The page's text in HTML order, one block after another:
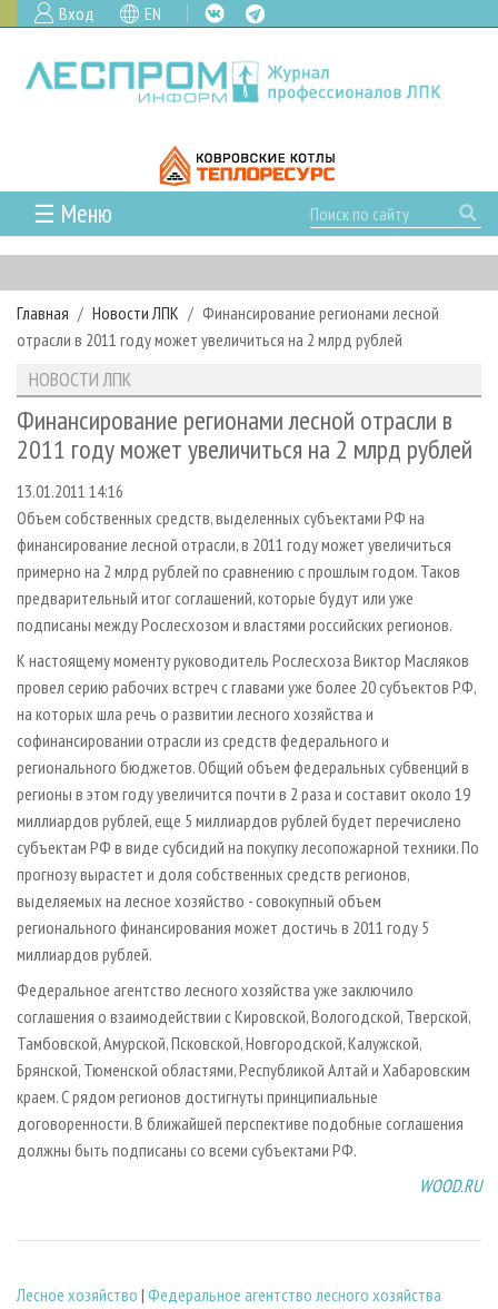
Вход EN
☰ Меню
ГЛАВНАЯ
РУБРИКИ И ТЕМЫ
РУБРИКИ ЖУРНАЛА
ЛЕСОЗАГОТОВКА
ЛЕСОПИЛЕНИЕ
СУШКА ДРЕВЕСИНЫ
ПРОИЗВОДСТВО ДРЕВЕСНЫХ ПЛИТ
ДЕРЕВЯННОЕ ДОМОСТРОЕНИЕ
ПРОИЗВОДСТВО МЕБЕЛИ
БИОЭНЕРГЕТИКА
ЦБП
ИНСТРУМЕНТ И МАТЕРИАЛЫ
НОВОСТИ
НОВОСТИ ЛПК
НОВОСТИ ЖУРНАЛА
ПРОЕКТЫ ЛПИ
АНАЛИТИКА
ПРЕДПРИЯТИЯ ЛПК
ПЕРСОНЫ
МОБИЛЬНЫЕ ВЫСТАВКИ
ОФИЦИАЛЬНЫЕ ДЕЛЕГАЦИИ
ПРИОРИТЕТНЫЕ ИНВЕСТПРОЕКТЫ
RUSSIAN FORESTRY REVIEW
ГАЗЕТА ЛЕСПРОМФОРУМ
БИБЛИОТЕКА СПЕЦИАЛИСТА
АРХИВ
АРХИВ ЖУРНАЛОВ
О ЖУРНАЛЕ
ПОДПИСКА
КОНТАКТЫ
РЕКЛАМОДАТЕЛЯМ
РЕКЛАМА
РЕКЛАМА НА САЙТЕ
Главная Новости ЛПК
Финансирование регионами лесной
отрасли в 2011 году может увеличиться на 2 млрд рублей
НОВОСТИ ЛПК
Финансирование регионами лесной отрасли в
2011 году может увеличиться на 2 млрд рублей
13.01.2011 14:16
Объем собственных средств, выделенных субъектами РФ на
финансирование лесной отрасли, в 2011 году может увеличиться
примерно на 2 млрд рублей по сравнению с прошлым годом. Таков
предварительный итог соглашений, которые будут или уже
подписаны между Рослесхозом и властями российских регионов.
К настоящему моменту руководитель Рослесхоза Виктор Масляков
провел серию рабочих встреч с главами уже более 20 субъектов РФ,
на которых шла речь о развитии лесного хозяйства и
софинансировании отрасли из средств федерального и
регионального бюджетов. Общий объем федеральных субвенций в
регионы в этом году увеличится почти в 2 раза и составит около 19
миллиардов рублей, еще 5 миллиардов рублей будет перечислено
субъектам РФ в виде субсидий на покупку лесопожарной техники. По
прогнозу вырастет и доля собственных средств регионов,
выделяемых на лесное хозяйство - совокупный объем
регионального финансирования может достичь в 2011 году 5
миллиардов рублей.
Федеральное агентство лесного хозяйства уже заключило
соглашения о взаимодействии с Кировской, Вологодской, Тверской,
Тамбовской, Амурской, Псковской, Новгородской, Калужской,
Брянской, Тюменской областями, Республикой Алтай и Хабаровским
краем. С рядом регионов достигнуты принципиальные
договоренности. В ближайшей перспективе подобные соглашения
должны быть подписаны со всеми субъектами РФ.
WOOD.RU
Лесное хозяйство | Федеральное агентство лесного хозяйства